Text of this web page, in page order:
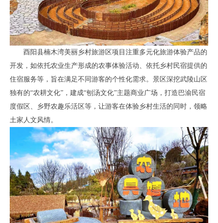
酉阳县楠木湾美丽乡村旅游区项目注重多元化旅游体验产品的
开发，如依托农业生产形成的农事体验活动、依托乡村民宿提供的
住宿服务等，旨在满足不同游客的个性化需求。景区深挖武陵山区
独有的“农耕文化”，建成“刨汤文化”主题商业广场，打造巴渝民宿
度假区、乡野农趣乐活区等，让游客在体验乡村生活的同时，领略
土家人文风情。